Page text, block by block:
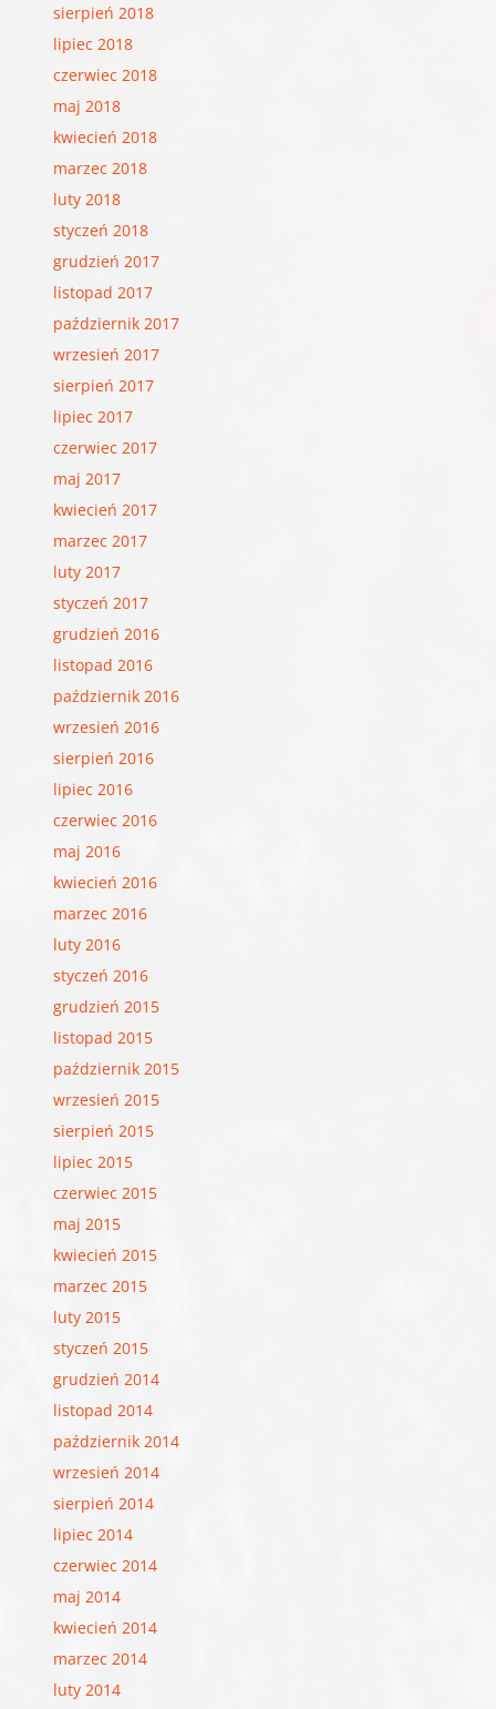
sierpień 2018
lipiec 2018
czerwiec 2018
maj 2018
kwiecień 2018
marzec 2018
luty 2018
styczeń 2018
grudzień 2017
listopad 2017
październik 2017
wrzesień 2017
sierpień 2017
lipiec 2017
czerwiec 2017
maj 2017
kwiecień 2017
marzec 2017
luty 2017
styczeń 2017
grudzień 2016
listopad 2016
październik 2016
wrzesień 2016
sierpień 2016
lipiec 2016
czerwiec 2016
maj 2016
kwiecień 2016
marzec 2016
luty 2016
styczeń 2016
grudzień 2015
listopad 2015
październik 2015
wrzesień 2015
sierpień 2015
lipiec 2015
czerwiec 2015
maj 2015
kwiecień 2015
marzec 2015
luty 2015
styczeń 2015
grudzień 2014
listopad 2014
październik 2014
wrzesień 2014
sierpień 2014
lipiec 2014
czerwiec 2014
maj 2014
kwiecień 2014
marzec 2014
luty 2014